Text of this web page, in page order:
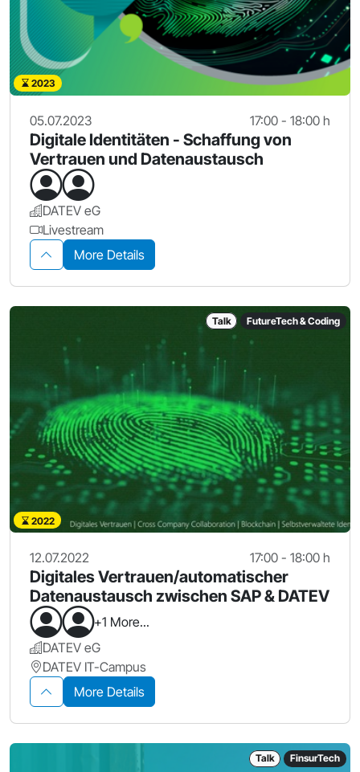
2023
05.07.2023 17:00 - 18:00 h
Digitale Identitäten - Schaffung von
Vertrauen und Datenaustausch
DATEV eG
Livestream
More Details
Talk FutureTech & Coding
2022
12.07.2022 17:00 - 18:00 h
Digitales Vertrauen/automatischer
Datenaustausch zwischen SAP & DATEV
+1 More...
DATEV eG
DATEV IT-Campus
More Details
Talk FinsurTech